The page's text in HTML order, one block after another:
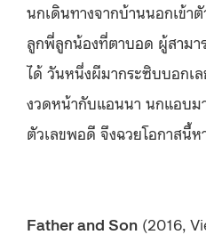
นกเดินทางจากบ้านนอกเข้า
ลูกพี่ลูกน้องที่ตาบอด ผู้สามา
ได้ วันหนึ่งผีมากระซิบบอกเ
งวดหน้ากับแอนนา นกแอบ
ตัวเลขพอดี จึงฉวยโอกาสนี้ห
Father and Son (2016,